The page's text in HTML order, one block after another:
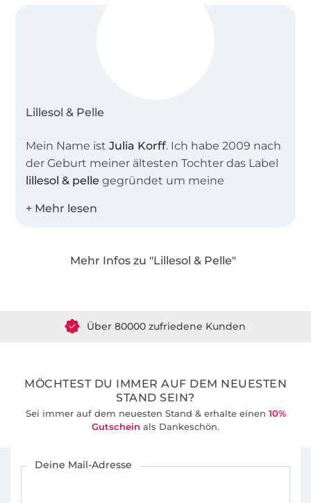
Lillesol & Pelle
Mein Name istJulia Korff. Ich habe 2009 nach
der Geburt meiner ältesten Tochter das Label
lillesol & pelle gegründet um meine
Schnittmustern und Anleitungen mit
Schnittmuster als EBook oder
Die Schnittmuster sind besonders beliebt auf
Grund ihrer umfangreichen Schritt-für-Schritt-
bieten wir für viele unserer Schnittmuster
Youtube-Kanal an.
Mehr Infos zu "Lillesol & Pelle"
Über 80000 zufriedene Kunden
MÖCHTEST DU IMMER AUF DEM NEUESTEN
STAND SEIN?
Sei immer auf dem neuesten Stand & erhalte einen 10%
Gutschein als Dankeschön.
Deine Mail-Adresse